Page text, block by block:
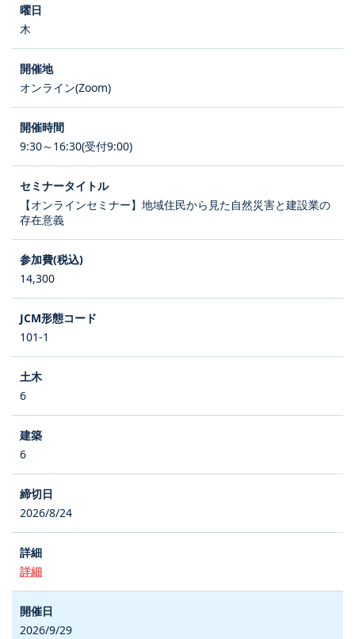
木
オンライン(Zoom)
9:30～16:30(受付9:00)
【オンラインセミナー】地域住民から見た自然災害と建設業の
存在意義
14,300
101-1
6
6
2026/8/24
詳細
2026/9/29